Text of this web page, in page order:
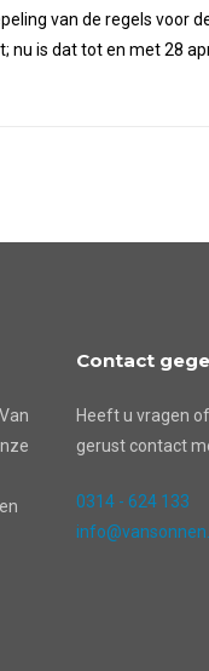
van de regels
is dat tot en met 28
Contact
Heeft u vragen
gerust contact
0314 - 624 133